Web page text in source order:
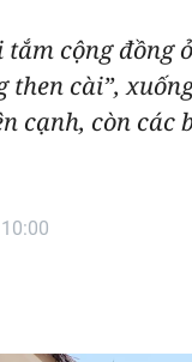
cộng đồng
then cài”,
cạnh, còn